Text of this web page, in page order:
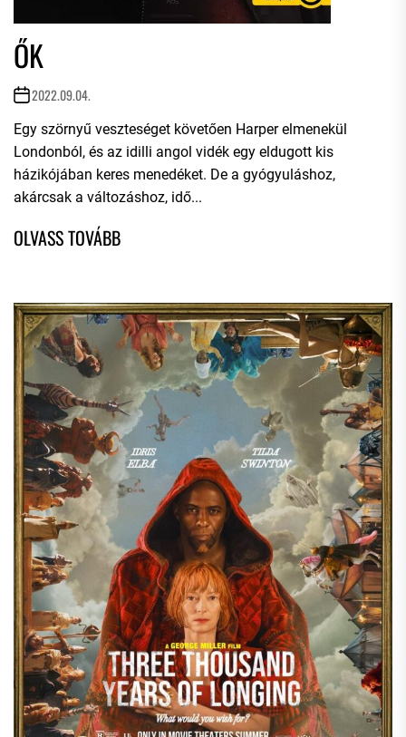
ŐK
2022.09.04.
Egy szörnyű veszteséget követően Harper elmenekül
Londonból, és az idilli angol vidék egy eldugott kis
házikójában keres menedéket. De a gyógyuláshoz,
akárcsak a változáshoz, idő...